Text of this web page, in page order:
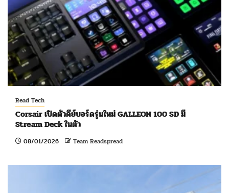
Read Tech
Corsair เปิดตัวคีย์บอร์ดรุ่นใหม่ GALLEON 100 SD มี
Stream Deck ในตัว
08/01/2026 Team Readspread